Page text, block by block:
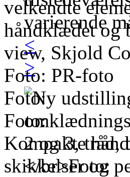
<
>
velkendte
håndklædet og
view, Skjold
Foto: PR-foto
Foto:
Foto:
Kompakte
skikkelser og